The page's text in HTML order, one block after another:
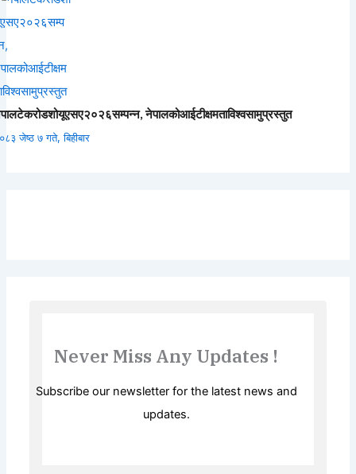
नेपालकोआईटीक्षमताविश्वसामुप्रस्तुत
जेष्ठ ७ गते, बिहीबार
Never Miss Any Updates !
Subscribe our newsletter for the latest news and
updates.